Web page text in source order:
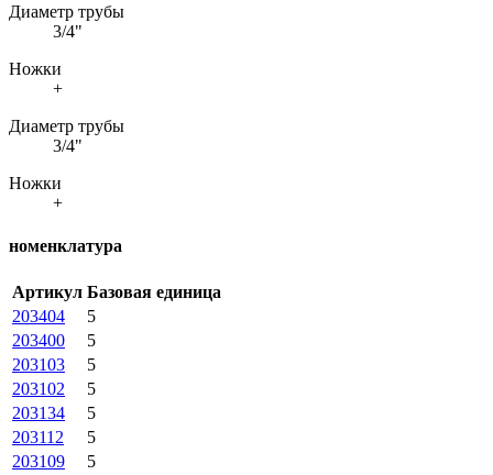
Диаметр трубы
3/4"
Ножки
+
Диаметр трубы
3/4"
Ножки
+
номенклатура
Артикул Базовая единица
203404
5
203400
5
203103
5
203102
5
203134
5
203112
5
203109
5